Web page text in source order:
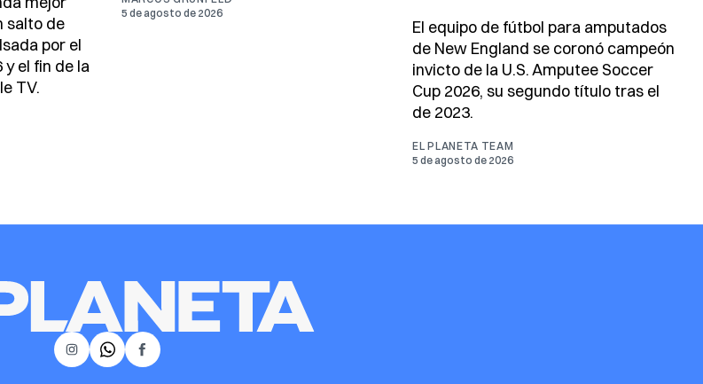
salto de
por el
el fin de la
TV.
5 de agosto de 2026
El equipo de fútbol para amputados
de New England se coronó campeón
invicto de la U.S. Amputee Soccer
Cup 2026, su segundo título tras el
de 2023.
EL PLANETA TEAM
5 de agosto de 2026
𝕏 Facebook
Instagram